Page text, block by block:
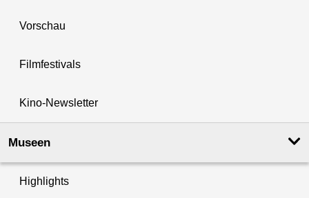
Vorschau
Filmfestivals
Kino-Newsletter
Museen
Highlights